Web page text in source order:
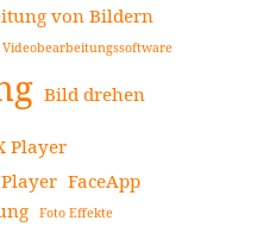
von Bildern
Videobearbeitungssoftware
Bild drehen
Player
FaceApp
Foto Effekte